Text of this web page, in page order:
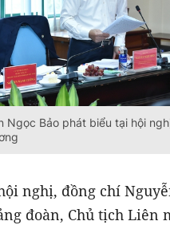
Ngọc Bảo phát biểu tại hội
nghị, đồng chí
đoàn, Chủ tịch Liên